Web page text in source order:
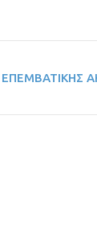
ΕΠΕΜΒΑΤΙΚΗΣ